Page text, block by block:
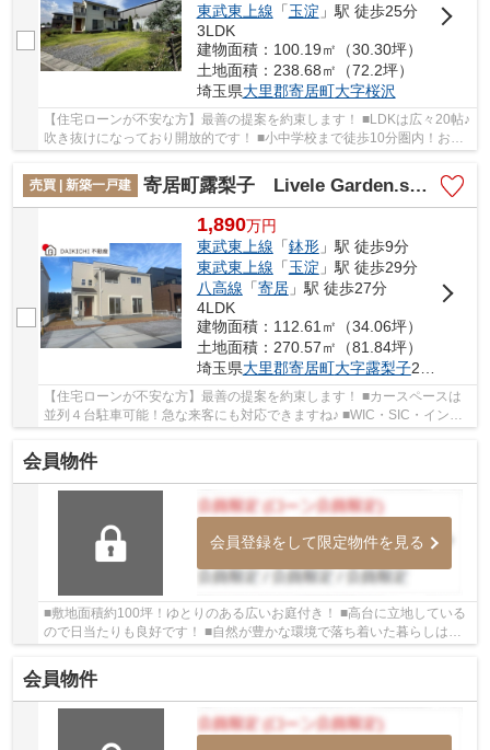
東武東上線 「玉淀 」駅 徒歩25分
3LDK
建物面積：100.19㎡（30.30坪）
土地面積：238.68㎡（72.2坪）
埼玉県大里郡寄居町大字桜沢
【住宅ローンが不安な方】最善の提案を約束します！ ■LDKは広々20帖♪
吹き抜けになっており開放的です！ ■小中学校まで徒歩10分圏内！お子
様の通学も安心な立地！ いつでもお気軽にお...
売買 | 新築一戸建
寄居町露梨子 Livele Garden.s 新築戸建 全8棟 2号棟
1,890万円
東武東上線 「鉢形」駅 徒歩9分
東武東上線 「玉淀 」駅 徒歩29分
八高線 「寄居」駅 徒歩27分
4LDK
建物面積：112.61㎡（34.06坪）
土地面積：270.57㎡（81.84坪）
埼玉県大里郡寄居町大字露梨子258-1
【住宅ローンが不安な方】最善の提案を約束します！ ■カースペースは
並列４台駐車可能！急な来客にも対応できますね♪ ■WIC・SIC・インナ
ーバルコニー・長期優良住宅認定！ 「今から...
会員物件
会員登録をして限定物件を見る
■敷地面積約100坪！ゆとりのある広いお庭付き！ ■高台に立地している
ので日当たりも良好です！ ■自然が豊かな環境で落ち着いた暮らしはい
会員物件